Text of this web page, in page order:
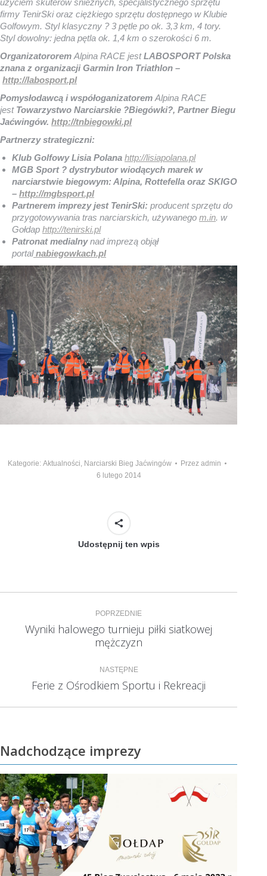
użyciem skuterów śnieżnych, specjalistycznego sprzętu
firmy TenirSki oraz ciężkiego sprzętu dostępnego w Klubie
Golfowym. Styl klasyczny ? 3 pętle po ok. 3,3 km, 4 tory.
Styl dowolny: jedna pętla ok. 1,4 km o szerokości 6 m.
Organizatororem Alpina RACE jestLABOSPORT Polska
znana z organizacjiGarmin Iron Triathlon –
http://labosport.pl
Pomysłodawcą i współoganizatorem Alpina RACE
jest Towarzystwo Narciarskie ?Biegówki?, Partner Biegu
Jaćwingów. http://tnbiegowki.pl
Partnerzy strategiczni:
Klub Golfowy Lisia Polana http://lisiapolana.pl
MGB Sport ? dystrybutor wiodących marek w
narciarstwie biegowym: Alpina, Rottefella oraz SKIGO
– http://mgbsport.pl
Partnerem imprezy jestTenirSki: producent sprzętu do
przygotowywania tras narciarskich, używanego m.in. w
Gołdap http://tenirski.pl
Patronat medialnynad imprezą objął
portalnabiegowkach.pl
Kategorie: Aktualności, Narciarski Bieg Jaćwingów Przez admin
6 lutego 2014
Udostępnij ten wpis
Nawigacja
wpisów
POPRZEDNIE
Poprzedni
wpis:
Wyniki halowego turnieju piłki siatkowej
mężczyzn
NASTĘPNE
Następny
wpis:
Ferie z Ośrodkiem Sportu i Rekreacji
Nadchodzące imprezy